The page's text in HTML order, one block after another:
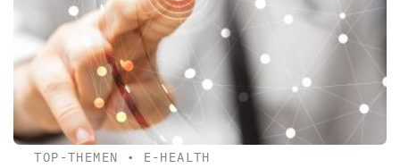
TOP-THEMEN • E-HEALTH